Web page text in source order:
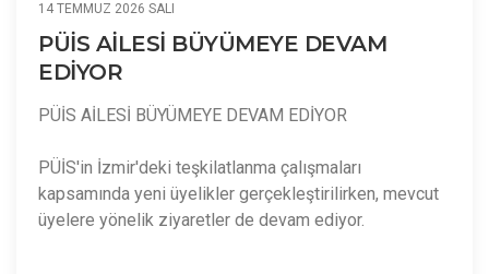
14 TEMMUZ 2026 SALI
PÜİS AİLESİ BÜYÜMEYE DEVAM
EDİYOR
PÜİS AİLESİ BÜYÜMEYE DEVAM EDİYOR
PÜİS'in İzmir'deki teşkilatlanma çalışmaları
kapsamında yeni üyelikler gerçekleştirilirken, mevcut
üyelere yönelik ziyaretler de devam ediyor.